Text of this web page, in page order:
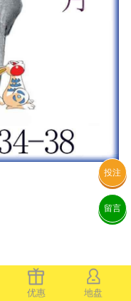
优惠 地盘
投注
留言